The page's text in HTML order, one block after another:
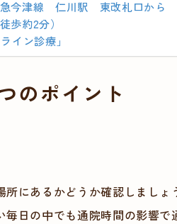
急今津線 仁川駅 東改札口から
歩約2分）
イン診療」
のポイント
にあるかどうか確認しましょ
日の中でも通院時間の影響